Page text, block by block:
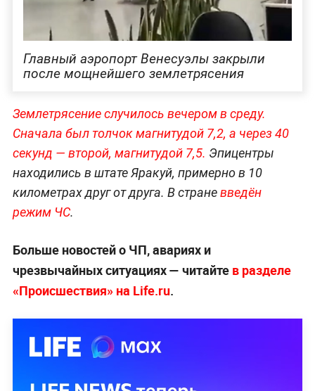
Главный аэропорт Венесуэлы закрыли
после мощнейшего землетрясения
Землетрясение случилось вечером в среду.
Сначала был толчок магнитудой 7,2, а через 40
секунд — второй, магнитудой 7,5. Эпицентры
находились в штате Яракуй, примерно в 10
километрах друг от друга. В страневведён
режим ЧС.
Больше новостей о ЧП, авариях и
чрезвычайных ситуациях — читайте в разделе
«Происшествия» на Life.ru.